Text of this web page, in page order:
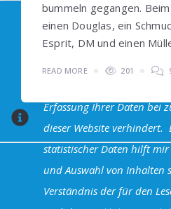
bummeln gegangen.
einen Douglas, ein
Esprit, DM und einen
READ MORE 201
Halva Theme -
Im Sinne derDSGVO: Die
durch Google Analytics
Klicken auf den folgenden
Erfassung Ihrer Daten bei
dieser Website verhindert.
statistischer Daten hilft
und Auswahl von Inhalten
Verständnis der für den